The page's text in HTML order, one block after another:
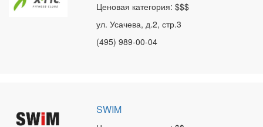
Ценовая категория: $$$
ул. Усачева, д.2, стр.3
(495) 989-00-04
SWIM